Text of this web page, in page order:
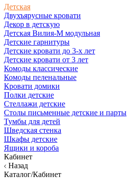
Детская
Двухъярусные кровати
Декор в детскую
Детская Вилия-М модульная
Детские гарнитуры
Детские кровати до 3-х лет
Детские кровати от 3 лет
Комоды классические
Комоды пеленальные
Кровати домики
Полки детские
Стеллажи детские
Столы письменные детские и парты
Тумбы для детей
Шведская стенка
Шкафы детские
Ящики и короба
Кабинет
Назад
Каталог/Кабинет